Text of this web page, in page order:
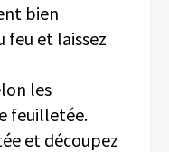
bien
feu et laissez
les
feuilletée.
et découpez